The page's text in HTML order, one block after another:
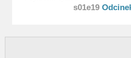
s01e19